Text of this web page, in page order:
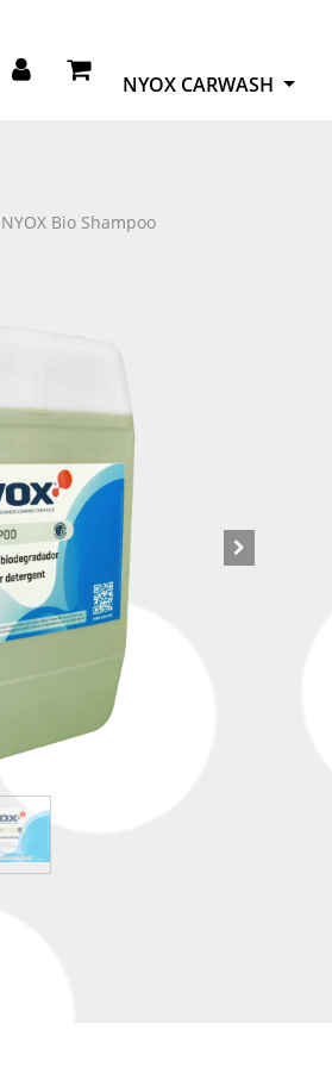
NYOX CARWASH
NYOX Bio Shampoo